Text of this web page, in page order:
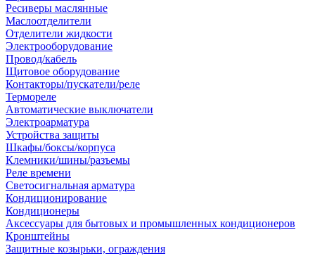
Ресиверы маслянные
Маслоотделители
Отделители жидкости
Электрооборудование
Провод/кабель
Щитовое оборудование
Контакторы/пускатели/реле
Термореле
Автоматические выключатели
Электроарматура
Устройства защиты
Шкафы/боксы/корпуса
Клемники/шины/разъемы
Реле времени
Светосигнальная арматура
Кондиционирование
Кондиционеры
Аксессуары для бытовых и промышленных кондиционеров
Кронштейны
Защитные козырьки, ограждения